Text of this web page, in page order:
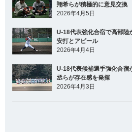
翔希らが積極的に意見交換
2026年4月5日
U-18代表強化合宿で高部陸
安打とアピール
2026年4月4日
U-18代表候補選手強化合宿
丞らが存在感を発揮
2026年4月3日